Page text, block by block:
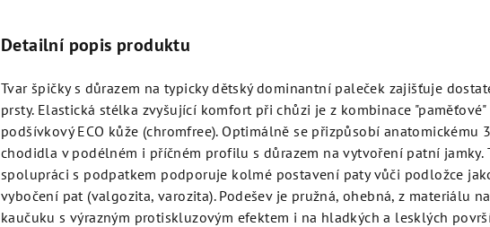
Detailní popis produktu
Tvar špičky s důrazem na typicky dětský dominantní paleček zajišťuje
prsty. Elastická stélka zvyšující komfort při chůzi je z kombinace
podšívkový ECO kůže (chromfree). Optimálně se přizpůsobí anatomickému
chodidla v podélném i příčném profilu s důrazem na vytvoření patní jamky.
spolupráci s podpatkem podporuje kolmé postavení paty vůči podložce
vybočení pat (valgozita, varozita). Podešev je pružná, ohebná, z materiálu
kaučuku s výrazným protiskluzovým efektem i na hladkých a lesklých